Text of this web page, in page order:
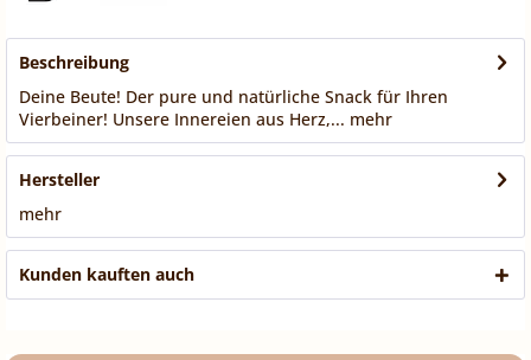
Beschreibung
Deine Beute! Der pure und natürliche Snack für Ihren
Vierbeiner! Unsere Innereien aus Herz,... mehr
Hersteller
mehr
Kunden kauften auch